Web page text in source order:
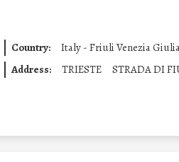
Country:
Italy - Friuli Venezia
Address:
TRIESTE STRADA DI